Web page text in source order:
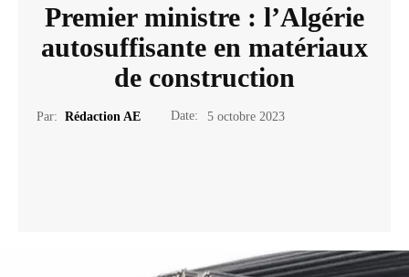
Premier ministre : l’Algérie
autosuffisante en matériaux
de construction
Par: Rédaction AE Date: 5 octobre 2023